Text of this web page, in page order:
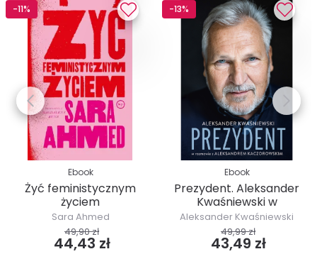
-11%
Ebook
Żyć feministycznym
życiem
Sara Ahmed
49,90 zł
44,43 zł
-13%
Ebook
Prezydent. Aleksander
Kwaśniewski w
rozmowie z...
Aleksander Kwaśniewski
49,99 zł
43,49 zł